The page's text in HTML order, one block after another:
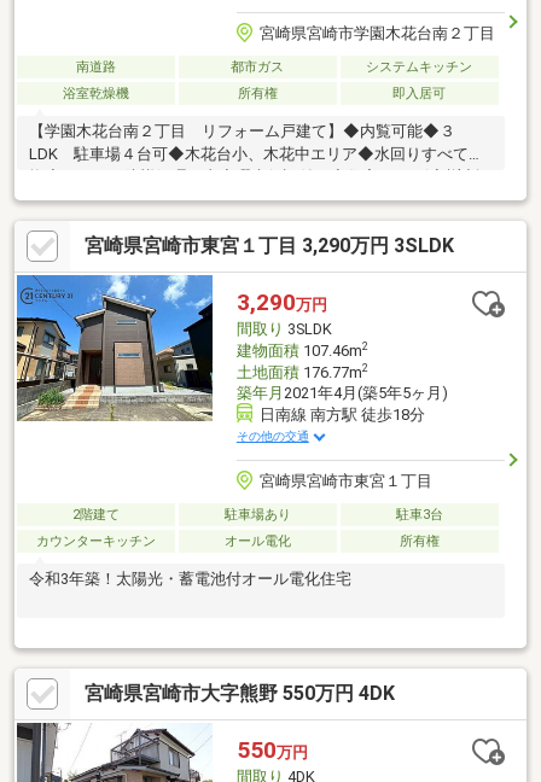
宮崎県宮崎市学園木花台南２丁目
南道路 都市ガス
システムキッチン
浴室乾燥機
所有権 即入居可
【学園木花台南２丁目 リフォーム戸建て】◆内覧可能◆３
LDK 駐車場４台可◆木花台小、木花中エリア◆水回りすべて交
換◆シロアリ防蟻処理工事◆瑕疵保証付き◆住宅ローン減税対象
宮崎県宮崎市東宮１丁目 3,290万円 3SLDK
3,290万円
間取り 3SLDK
建物面積107.46m2
土地面積176.77m2
築年月 2021年4月(築5年5ヶ月)
日南線 南方駅 徒歩18分
その他の交通
宮崎県宮崎市東宮１丁目
2階建て 駐車場あり
駐車3台
カウンターキッチン
オール電化 所有権
令和3年築！太陽光・蓄電池付オール電化住宅
宮崎県宮崎市大字熊野 550万円 4DK
550万円
間取り 4DK